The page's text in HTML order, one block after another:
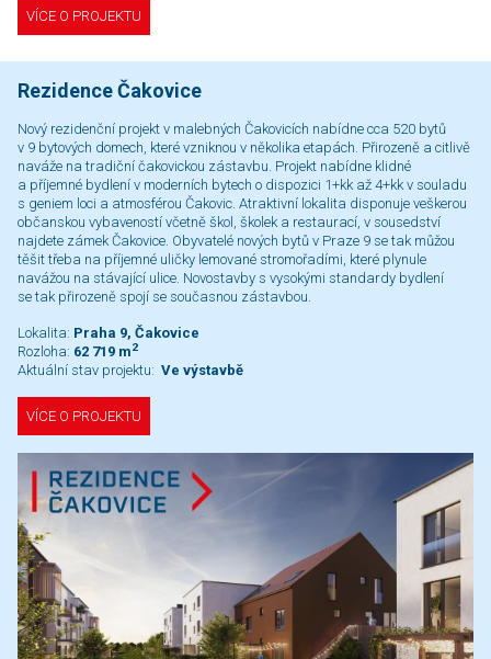
VÍCE O PROJEKTU
Rezidence Čakovice
Nový rezidenční projekt v malebných Čakovicích nabídne cca 520 bytů
v 9 bytových domech, které vzniknou v několika etapách. Přirozeně a citlivě
naváže na tradiční čakovickou zástavbu. Projekt nabídne klidné
a příjemné bydlení v moderních bytech o dispozici 1+kk až 4+kk v souladu
s geniem loci a atmosférou Čakovic. Atraktivní lokalita disponuje veškerou
občanskou vybaveností včetně škol, školek a restaurací, v sousedství
najdete zámek Čakovice. Obyvatelé nových bytů v Praze 9 se tak můžou
těšit třeba na příjemné uličky lemované stromořadími, které plynule
navážou na stávající ulice. Novostavby s vysokými standardy bydlení
se tak přirozeně spojí se současnou zástavbou.
Lokalita: Praha 9, Čakovice
Rozloha: 62 719 m2
Aktuální stav projektu: Ve výstavbě
VÍCE O PROJEKTU